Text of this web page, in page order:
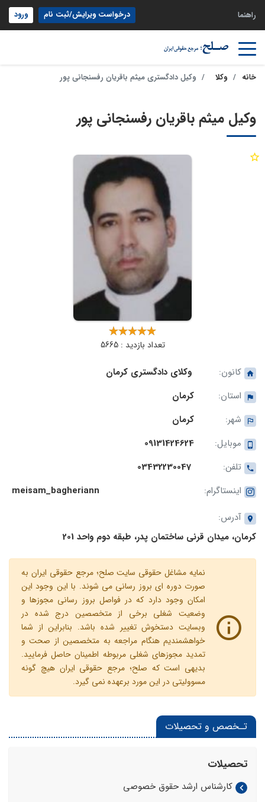
راهنما درخواست ویرایش/ثبت نام ورود
خانه وکلا وکیل دادگستری میثم باقریان رفسنجانی پور
وکیل میثم باقریان رفسنجانی پور
تعداد بازدید : 5665
کانون:
وکلای دادگستری کرمان
استان:
کرمان
شهر:
کرمان
موبایل:
09131424624
تلفن:
اینستاگرام:
meisam_bagheriann
آدرس:
کرمان، میدان قرنی ساختمان پدر، طبقه دوم واحد 201
نمایه مشاغل حقوقی سایت صلح؛ مرجع حقوقی ایران به
صورت دوره ای بروز رسانی می شوند. با این وجود این
امکان وجود دارد که در فواصل بروز رسانی مجوزها و
وضعیت شغلی برخی از متخصصین درج شده در
وبسایت دستخوش تغییر شده باشد. بنابراین از شما
خواهشمندیم هنگام مراجعه به متخصصین از صحت و
تمدید مجوزهای شغلی مربوطه اطمینان حاصل فرمایید.
بدیهی است که صلح؛ مرجع حقوقی ایران هیچ گونه
مسوولیتی در این مورد برعهده نمی گیرد.
تـخصص و تحصیلات
تحصیلات
کارشناس ارشد حقوق خصوصی